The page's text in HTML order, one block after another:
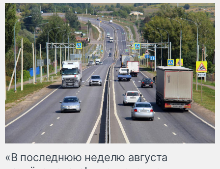
«В последнюю неделю августа